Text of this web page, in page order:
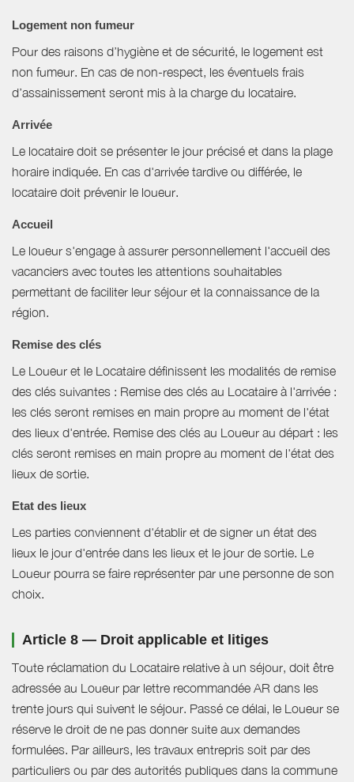
Logement non fumeur
Pour des raisons d’hygiène et de sécurité, le logement est
non fumeur. En cas de non-respect, les éventuels frais
d’assainissement seront mis à la charge du locataire.
Arrivée
Le locataire doit se présenter le jour précisé et dans la plage
horaire indiquée. En cas d'arrivée tardive ou différée, le
locataire doit prévenir le loueur.
Accueil
Le loueur s'engage à assurer personnellement l'accueil des
vacanciers avec toutes les attentions souhaitables
permettant de faciliter leur séjour et la connaissance de la
région.
Remise des clés
Le Loueur et le Locataire définissent les modalités de remise
des clés suivantes : Remise des clés au Locataire à l'arrivée :
les clés seront remises en main propre au moment de l'état
des lieux d'entrée. Remise des clés au Loueur au départ : les
clés seront remises en main propre au moment de l'état des
lieux de sortie.
Etat des lieux
Les parties conviennent d'établir et de signer un état des
lieux le jour d'entrée dans les lieux et le jour de sortie. Le
Loueur pourra se faire représenter par une personne de son
choix.
Article 8 — Droit applicable et litiges
Toute réclamation du Locataire relative à un séjour, doit être
adressée au Loueur par lettre recommandée AR dans les
trente jours qui suivent le séjour. Passé ce délai, le Loueur se
réserve le droit de ne pas donner suite aux demandes
formulées. Par ailleurs, les travaux entrepris soit par des
particuliers ou par des autorités publiques dans la commune